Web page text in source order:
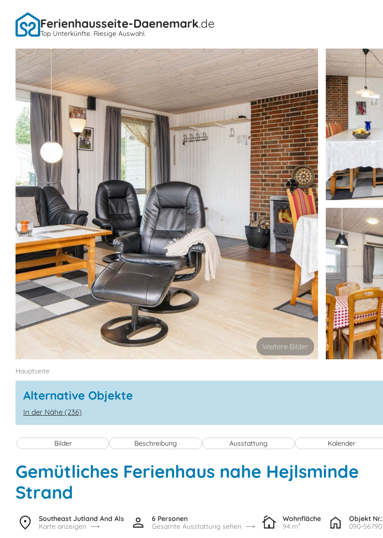
Ferienhausseite-Daenemark.de
Top Unterkünfte. Riesige Auswahl.
Hauptseite
Alternative Objekte
In der Nähe (236)
Bilder Beschreibung Ausstattung Kalender
Gemütliches Ferienhaus nahe Hejlsminde
Strand
Southeast Jutland And Als
Karte anzeigen
6 Personen
Gesamte Ausstattung sehen
Wohnfläche
94 m²
Objekt Nr.:
090-56790